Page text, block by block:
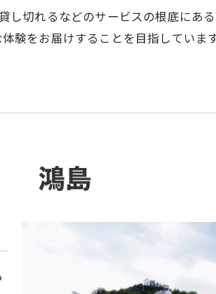
切れるなどのサービスの根底にあ
験をお届けすることを目指していま